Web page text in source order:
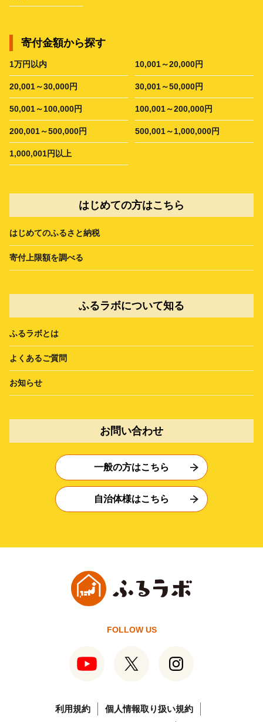
寄付金額から探す
1万円以内 10,001～20,000円
20,001～30,000円 30,001～50,000円
50,001～100,000円 100,001～200,000円
200,001～500,000円 500,001～1,000,000円
1,000,001円以上
はじめての方はこちら
はじめてのふるさと納税
寄付上限額を調べる
ふるラボについて知る
ふるラボとは
よくあるご質問
お知らせ
お問い合わせ
一般の方はこちら
自治体様はこちら
FOLLOW US
利用規約 個人情報取り扱い規約